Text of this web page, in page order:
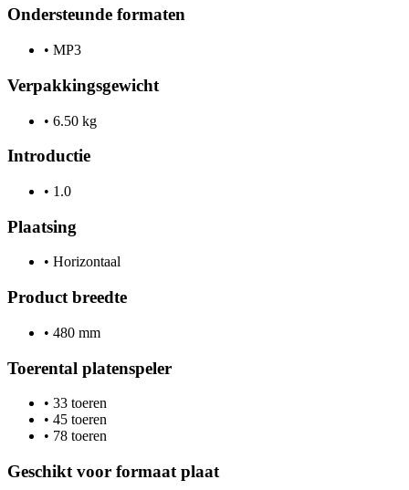
Ondersteunde formaten
• MP3
Verpakkingsgewicht
• 6.50 kg
Introductie
• 1.0
Plaatsing
• Horizontaal
Product breedte
• 480 mm
Toerental platenspeler
• 33 toeren
• 45 toeren
• 78 toeren
Geschikt voor formaat plaat